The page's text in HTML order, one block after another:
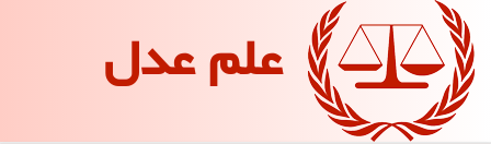
علم عدل